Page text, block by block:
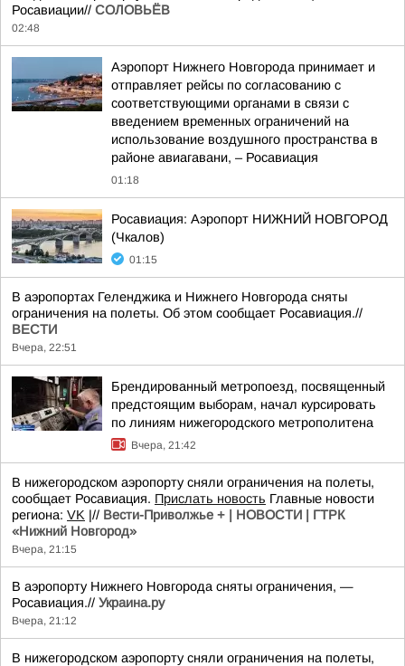
Росавиации// СОЛОВЬЁВ
02:48
Аэропорт Нижнего Новгорода принимает и
отправляет рейсы по согласованию с
соответствующими органами в связи с
введением временных ограничений на
использование воздушного пространства в
районе авиагавани, – Росавиация
01:18
Росавиация: Аэропорт НИЖНИЙ НОВГОРОД
(Чкалов)
01:15
В аэропортах Геленджика и Нижнего Новгорода сняты
ограничения на полеты. Об этом сообщает Росавиация.//
ВЕСТИ
Вчера, 22:51
Брендированный метропоезд, посвященный
предстоящим выборам, начал курсировать
по линиям нижегородского метрополитена
Вчера, 21:42
В нижегородском аэропорту сняли ограничения на полеты,
сообщает Росавиация. Прислать новость Главные новости
региона: VK |// Вести-Приволжье + | НОВОСТИ | ГТРК
«Нижний Новгород»
Вчера, 21:15
В аэропорту Нижнего Новгорода сняты ограничения, —
Росавиация.// Украина.ру
Вчера, 21:12
В нижегородском аэропорту сняли ограничения на полеты,